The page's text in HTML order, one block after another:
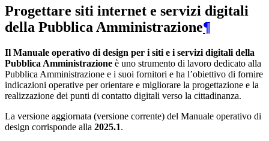
Progettare siti internet e servizi digitali
della Pubblica Amministrazione¶
Il Manuale operativo di design per i siti e i servizi digitali della
Pubblica Amministrazione è uno strumento di lavoro dedicato alla
Pubblica Amministrazione e i suoi fornitori e ha l’obiettivo di fornire
indicazioni operative per orientare e migliorare la progettazione e la
realizzazione dei punti di contatto digitali verso la cittadinanza.
La versione aggiornata (versione corrente) del Manuale operativo di
design corrisponde alla 2025.1.